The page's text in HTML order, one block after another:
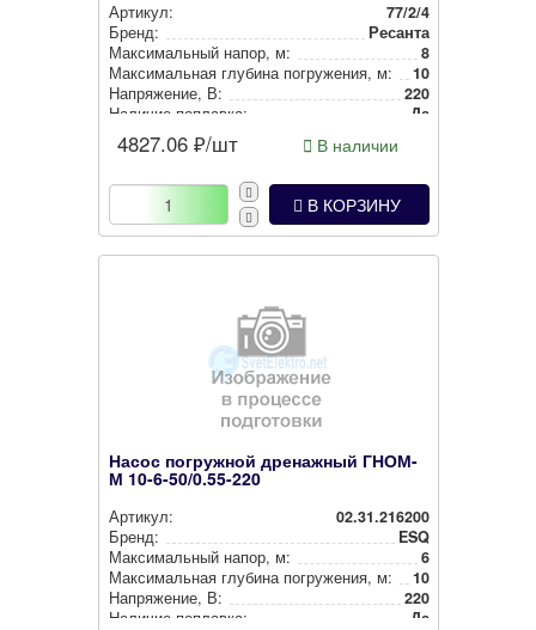
Артикул:
77/2/4
Бренд:
Ресанта
Мак­си­маль­ный напор, м:
8
Мак­си­маль­ная глубина пог­ру­же­ния, м:
10
Нап­ря­же­ние, В:
220
Наличие поплавка:
Да
4827.06 ₽/шт В наличии
В КОРЗИНУ
Насос погружной дренажный ГНОМ-
М 10-6-50/0.55-220
Артикул:
02.31.216200
Бренд:
ESQ
Мак­си­маль­ный напор, м:
6
Мак­си­маль­ная глубина пог­ру­же­ния, м:
10
Нап­ря­же­ние, В:
220
Наличие поплавка:
Да